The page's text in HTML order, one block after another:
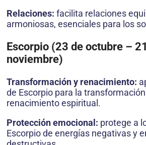
Relaciones: facilita relaciones
armoniosas, esenciales para los
Escorpio (23 de octubre –
noviembre)
Transformación y renacimiento:
de Escorpio para la transformación
renacimiento espiritual.
Protección emocional: protege a
Escorpio de energías negativas y